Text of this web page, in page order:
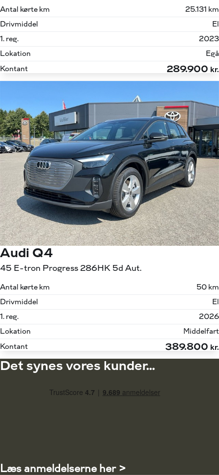
Antal kørte km
25.131 km
Drivmiddel
El
1. reg.
2023
Lokation
Egå
Kontant
289.900 kr.
Audi Q4
45 E-tron Progress 286HK 5d Aut.
Antal kørte km
50 km
Drivmiddel
El
1. reg.
2026
Lokation
Middelfart
Kontant
389.800 kr.
Det synes vores kunder...
Læs anmeldelserne her >